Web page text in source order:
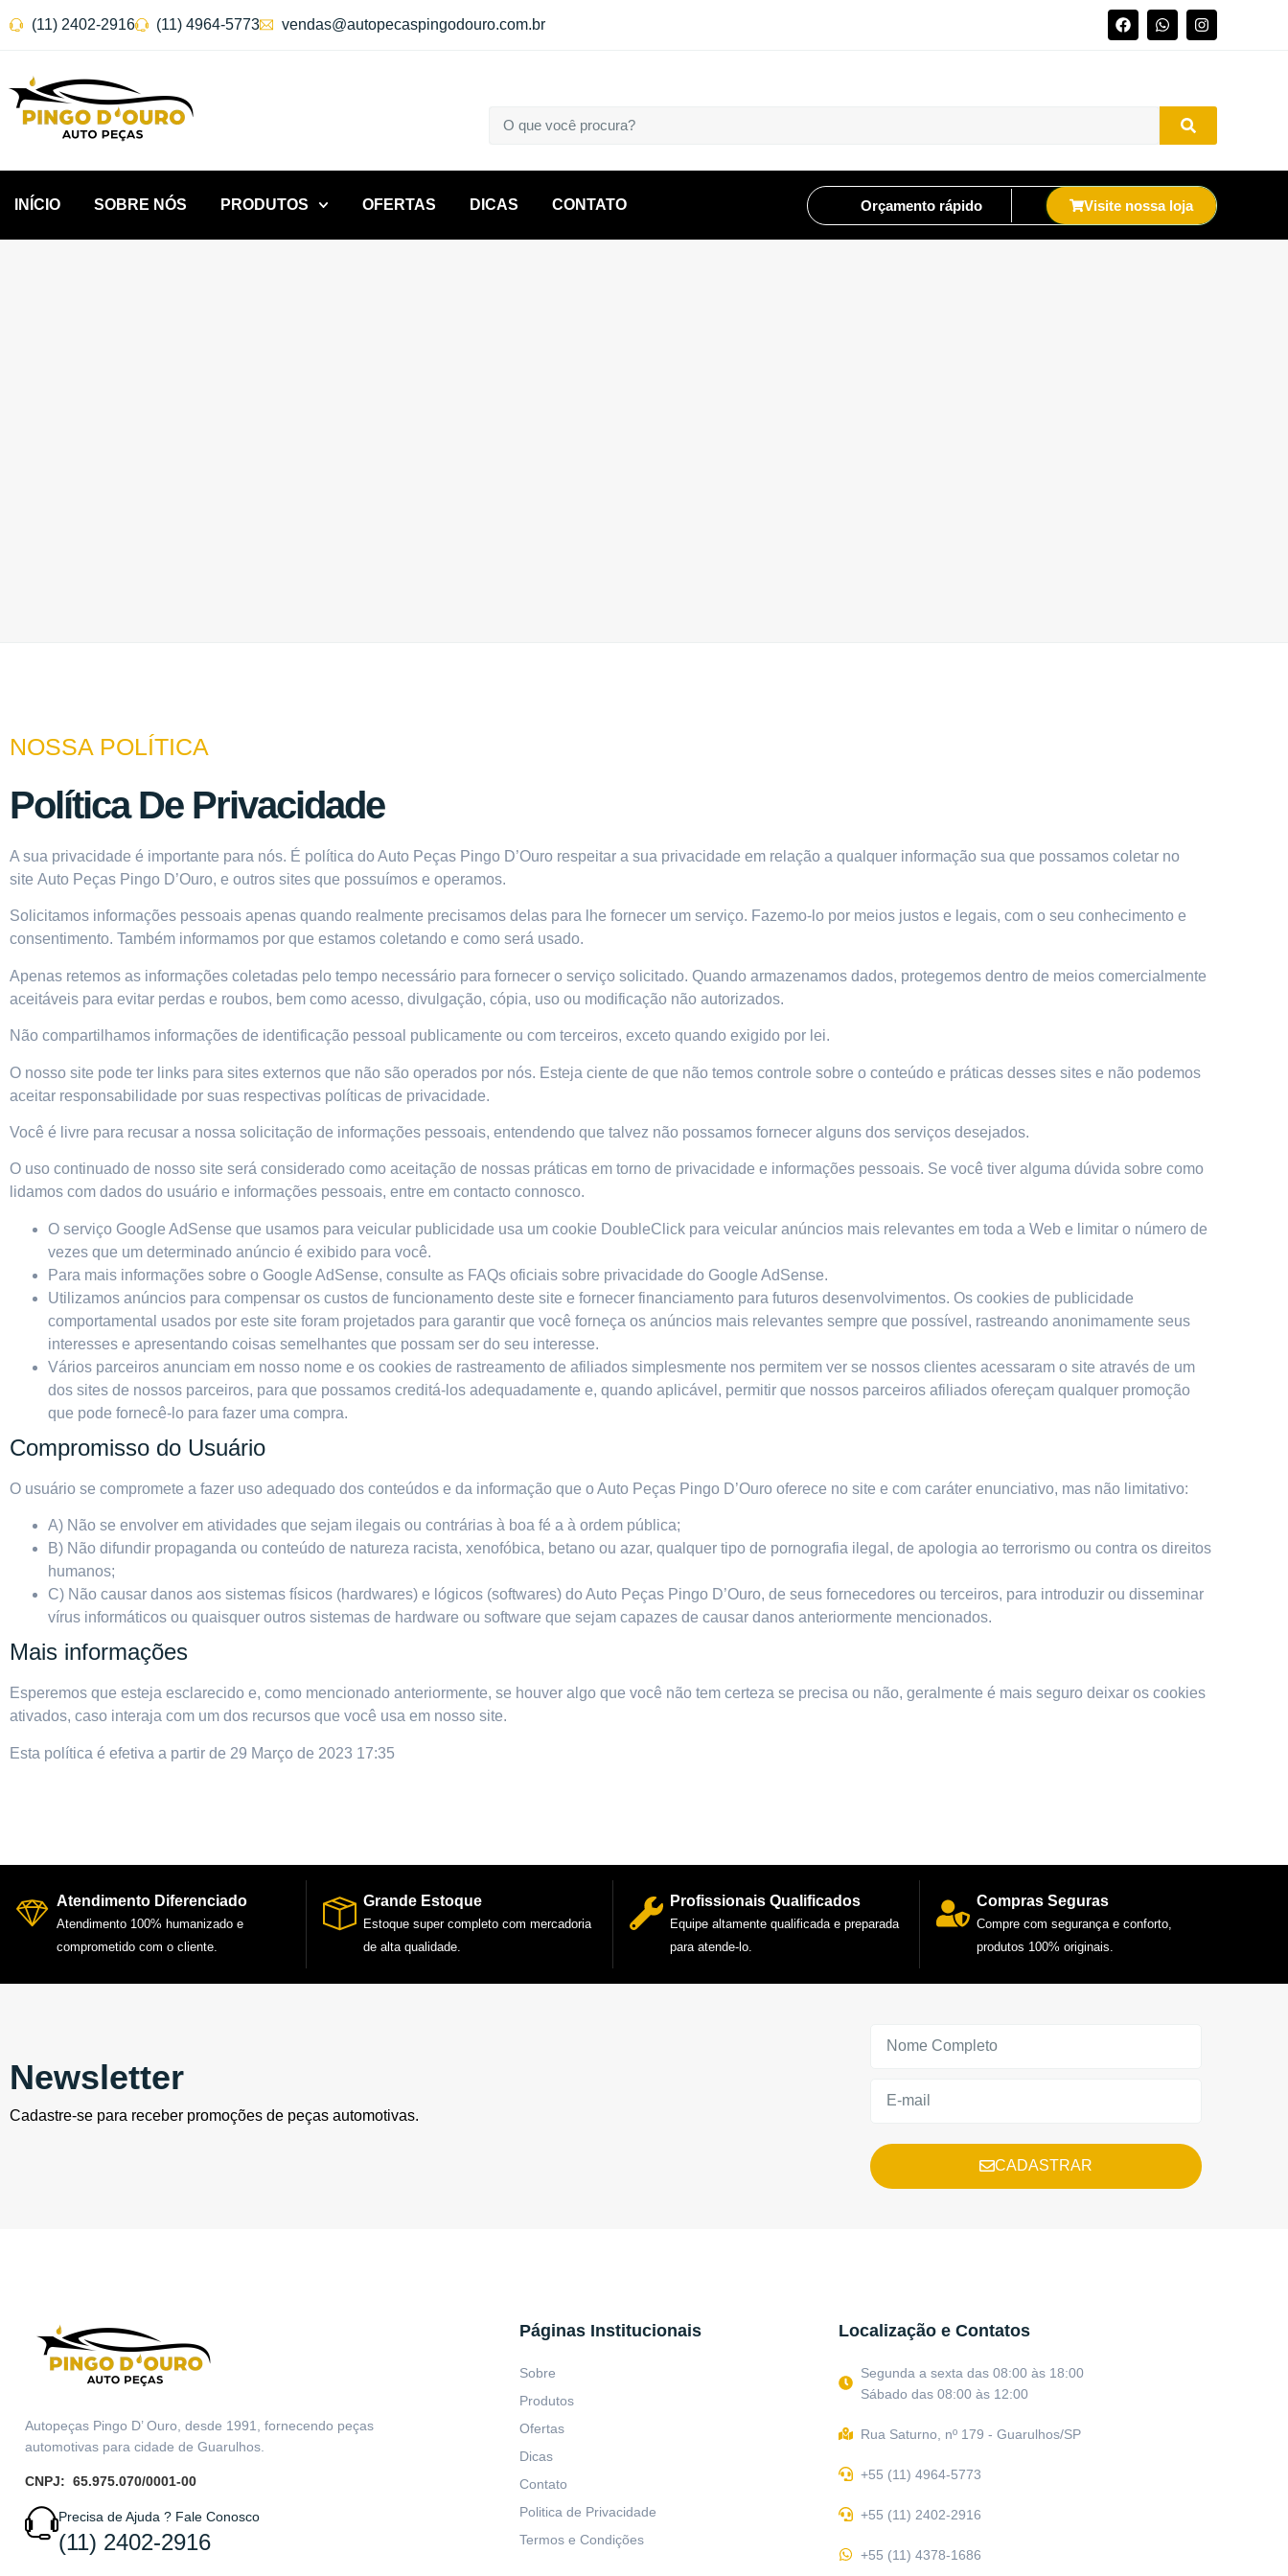
(11) 2402-2916 (11) 4964-5773 vendas@autopecaspingodouro.com.br
INÍCIO SOBRE NÓS PRODUTOS OFERTAS DICAS CONTATO Orçamento rápido Visite nossa loja
NOSSA POLÍTICA
Política De Privacidade
A sua privacidade é importante para nós. É política do Auto Peças Pingo D’Ouro respeitar a sua privacidade em relação a qualquer informação sua que possamos coletar no
site Auto Peças Pingo D’Ouro, e outros sites que possuímos e operamos.
Solicitamos informações pessoais apenas quando realmente precisamos delas para lhe fornecer um serviço. Fazemo-lo por meios justos e legais, com o seu conhecimento e
consentimento. Também informamos por que estamos coletando e como será usado.
Apenas retemos as informações coletadas pelo tempo necessário para fornecer o serviço solicitado. Quando armazenamos dados, protegemos dentro de meios comercialmente
aceitáveis ​​para evitar perdas e roubos, bem como acesso, divulgação, cópia, uso ou modificação não autorizados.
Não compartilhamos informações de identificação pessoal publicamente ou com terceiros, exceto quando exigido por lei.
O nosso site pode ter links para sites externos que não são operados por nós. Esteja ciente de que não temos controle sobre o conteúdo e práticas desses sites e não podemos
aceitar responsabilidade por suas respectivas políticas de privacidade.
Você é livre para recusar a nossa solicitação de informações pessoais, entendendo que talvez não possamos fornecer alguns dos serviços desejados.
O uso continuado de nosso site será considerado como aceitação de nossas práticas em torno de privacidade e informações pessoais. Se você tiver alguma dúvida sobre como
lidamos com dados do usuário e informações pessoais, entre em contacto connosco.
O serviço Google AdSense que usamos para veicular publicidade usa um cookie DoubleClick para veicular anúncios mais relevantes em toda a Web e limitar o número de
vezes que um determinado anúncio é exibido para você.
Para mais informações sobre o Google AdSense, consulte as FAQs oficiais sobre privacidade do Google AdSense.
Utilizamos anúncios para compensar os custos de funcionamento deste site e fornecer financiamento para futuros desenvolvimentos. Os cookies de publicidade
comportamental usados ​​por este site foram projetados para garantir que você forneça os anúncios mais relevantes sempre que possível, rastreando anonimamente seus
interesses e apresentando coisas semelhantes que possam ser do seu interesse.
Vários parceiros anunciam em nosso nome e os cookies de rastreamento de afiliados simplesmente nos permitem ver se nossos clientes acessaram o site através de um
dos sites de nossos parceiros, para que possamos creditá-los adequadamente e, quando aplicável, permitir que nossos parceiros afiliados ofereçam qualquer promoção
que pode fornecê-lo para fazer uma compra.
Compromisso do Usuário
O usuário se compromete a fazer uso adequado dos conteúdos e da informação que o Auto Peças Pingo D’Ouro oferece no site e com caráter enunciativo, mas não limitativo:
A) Não se envolver em atividades que sejam ilegais ou contrárias à boa fé a à ordem pública;
B) Não difundir propaganda ou conteúdo de natureza racista, xenofóbica, betano ou azar, qualquer tipo de pornografia ilegal, de apologia ao terrorismo ou contra os direitos
humanos;
C) Não causar danos aos sistemas físicos (hardwares) e lógicos (softwares) do Auto Peças Pingo D’Ouro, de seus fornecedores ou terceiros, para introduzir ou disseminar
vírus informáticos ou quaisquer outros sistemas de hardware ou software que sejam capazes de causar danos anteriormente mencionados.
Mais informações
Esperemos que esteja esclarecido e, como mencionado anteriormente, se houver algo que você não tem certeza se precisa ou não, geralmente é mais seguro deixar os cookies
ativados, caso interaja com um dos recursos que você usa em nosso site.
Esta política é efetiva a partir de 29 Março de 2023 17:35
Atendimento Diferenciado
Atendimento 100% humanizado e
comprometido com o cliente.
Grande Estoque
Estoque super completo com mercadoria
de alta qualidade.
Profissionais Qualificados
Equipe altamente qualificada e preparada
para atende-lo.
Compras Seguras
Compre com segurança e conforto,
produtos 100% originais.
Newsletter
Cadastre-se para receber promoções de peças automotivas.
CADASTRAR
Autopeças Pingo D’ Ouro, desde 1991, fornecendo peças
automotivas para cidade de Guarulhos.
CNPJ: 65.975.070/0001-00
Precisa de Ajuda ? Fale Conosco
(11) 2402-2916
Páginas Institucionais
Sobre
Produtos
Ofertas
Dicas
Contato
Politica de Privacidade
Termos e Condições
Localização e Contatos
Segunda a sexta das 08:00 às 18:00
Sábado das 08:00 às 12:00
Rua Saturno, nº 179 - Guarulhos/SP
+55 (11) 4964-5773
+55 (11) 2402-2916
+55 (11) 4378-1686